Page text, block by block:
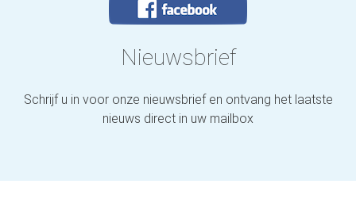
Nieuwsbrief
Schrijf u in voor onze nieuwsbrief en ontvang het laatste
nieuws direct in uw mailbox